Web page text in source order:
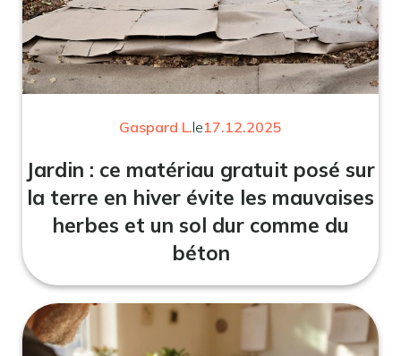
Gaspard L.le17.12.2025
Jardin : ce matériau gratuit posé sur
la terre en hiver évite les mauvaises
herbes et un sol dur comme du
béton